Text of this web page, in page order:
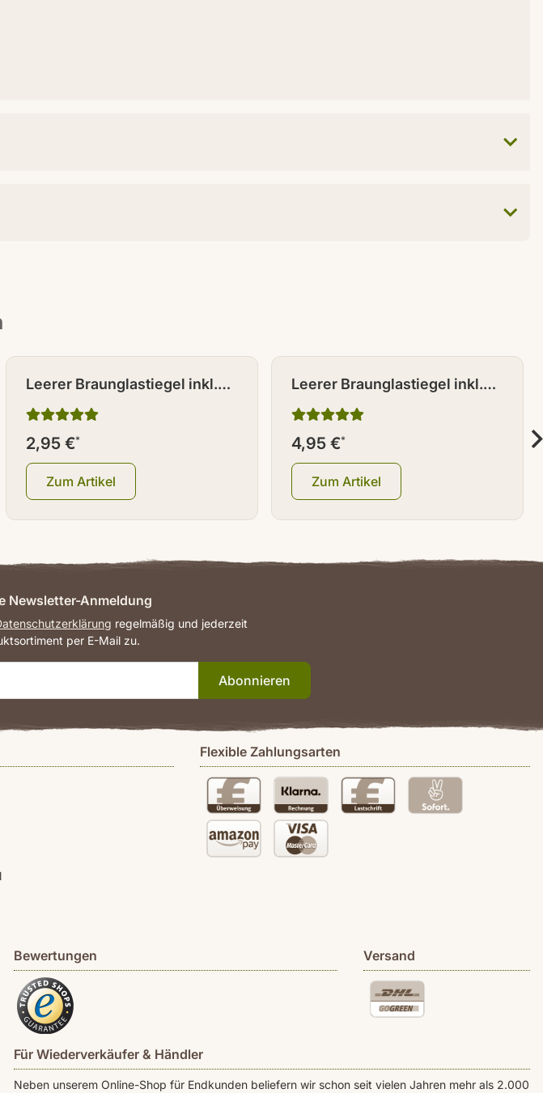
Leerer Braunglastiegel inkl.
Deckel 120 ml
2,95 €*
Zum Artikel
Leerer Braunglastiegel inkl.
Deckel 500 ml
4,95 €*
Zum Artikel
Flexible Zahlungsarten
Bewertungen Versand
Für Wiederverkäufer & Händler
Neben unserem Online-Shop für Endkunden beliefern wir schon seit vielen Jahren mehr als 2.000
Newsletter-Anmeldung
regelmäßig und jederzeit
per E-Mail zu.
Abonnieren